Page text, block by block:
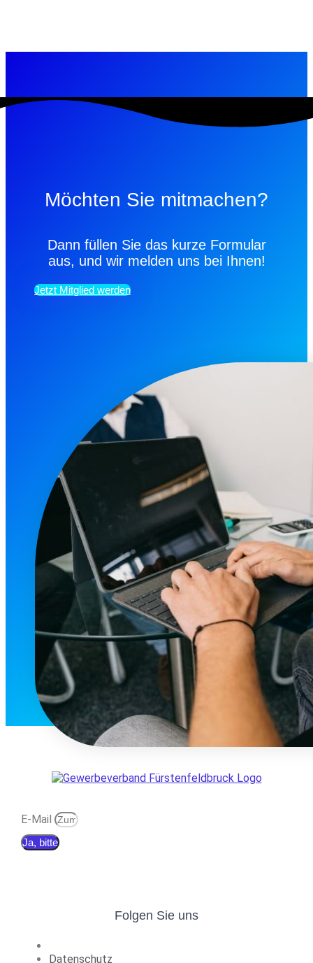
Möchten Sie mitmachen?
Dann füllen Sie das kurze Formular
aus, und wir melden uns bei Ihnen!
Jetzt Mitglied werden
E-Mail
Ja, bitte
Folgen Sie uns
Datenschutz